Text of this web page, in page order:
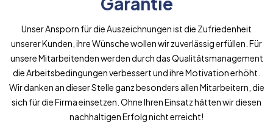
Unser Ansporn für die Auszeichnungen ist die Zufriedenheit
unserer Kunden, ihre Wünsche wollen wir zuverlässig erfüllen. Für
unsere Mitarbeitenden werden durch das Qualitätsmanagement
die Arbeitsbedingungen verbessert und ihre Motivation erhöht.
Wir danken an dieser Stelle ganz besonders allen Mitarbeitern, die
sich für die Firma einsetzen. Ohne Ihren Einsatz hätten wir diesen
nachhaltigen Erfolg nicht erreicht!